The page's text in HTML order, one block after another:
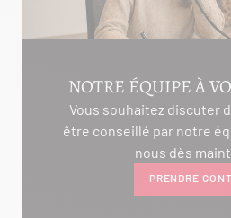
NOTRE ÉQUIPE À
Vous souhaitez discuter
être conseillé par notre
nous dès
PRENDRE